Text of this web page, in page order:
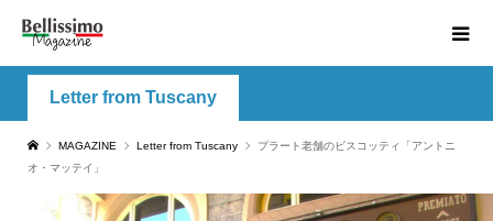
Letter from Tuscany
MAGAZINE Letter from Tuscany
プラート老舗のビスコッティ「アントニ
オ・マッテイ」